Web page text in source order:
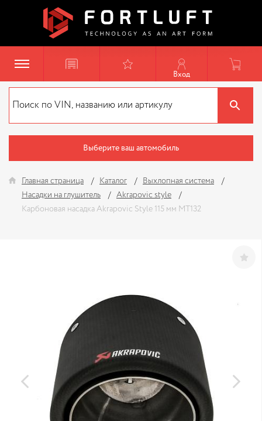
Вход
Выберите ваш автомобиль
Главная страница Каталог
Выхлопная система
Насадки на глушитель
Akrapovic style
Карбоновая насадка Akrapovic Style 115 мм MT132